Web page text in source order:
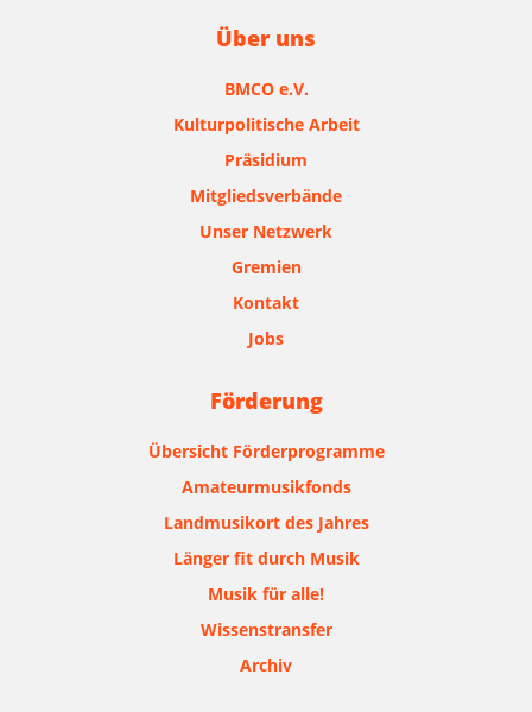
Über uns
BMCO e.V.
Kulturpolitische Arbeit
Präsidium
Mitgliedsverbände
Unser Netzwerk
Gremien
Kontakt
Jobs
Förderung
Übersicht Förderprogramme
Amateurmusikfonds
Landmusikort des Jahres
Länger fit durch Musik
Musik für alle!
Wissenstransfer
Archiv